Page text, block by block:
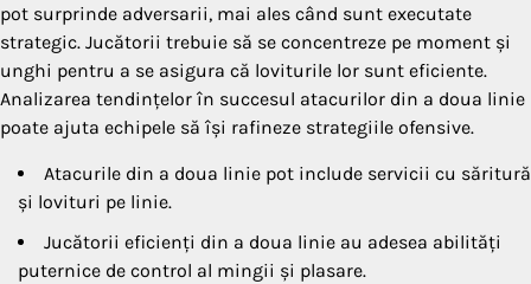
pot surprinde adversarii, mai ales când sunt executate
strategic. Jucătorii trebuie să se concentreze pe moment și
unghi pentru a se asigura că loviturile lor sunt eficiente.
Analizarea tendințelor în succesul atacurilor din a doua linie
poate ajuta echipele să își rafineze strategiile ofensive.
Atacurile din a doua linie pot include servicii cu săritură
și lovituri pe linie.
Jucătorii eficienți din a doua linie au adesea abilități
puternice de control al mingii și plasare.